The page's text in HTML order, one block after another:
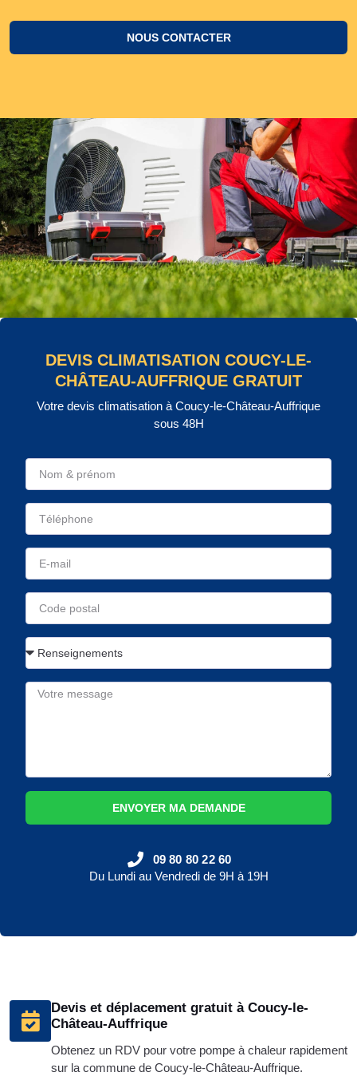
NOUS CONTACTER
Devis et déplacement gratuit à Coucy-le-
Château-Auffrique
Obtenez un RDV pour votre pompe à chaleur rapidement
sur la commune de Coucy-le-Château-Auffrique.
DEVIS CLIMATISATION COUCY-LE-
CHÂTEAU-AUFFRIQUE GRATUIT
Votre devis climatisation à Coucy-le-Château-Auffrique
sous 48H
ENVOYER MA DEMANDE
09 80 80 22 60
Du Lundi au Vendredi de 9H à 19H